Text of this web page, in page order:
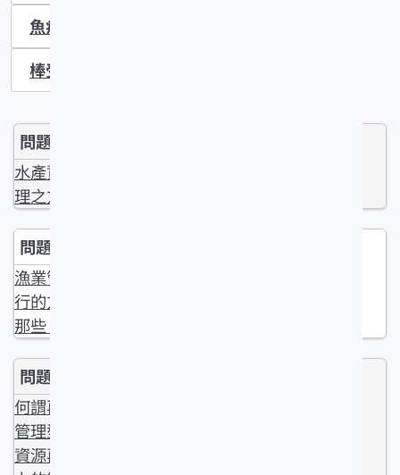
魚病防治
棒受網漁業
水產資源管
理之方法？
漁業管理實
行的方法有
那些？
何謂再生產
管理型（對
資源再生產